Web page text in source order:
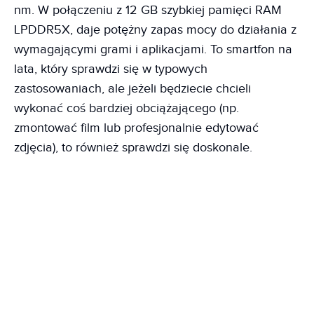
nm. W połączeniu z 12 GB szybkiej pamięci RAM
LPDDR5X, daje potężny zapas mocy do działania z
wymagającymi grami i aplikacjami. To smartfon na
lata, który sprawdzi się w typowych
zastosowaniach, ale jeżeli będziecie chcieli
wykonać coś bardziej obciążającego (np.
zmontować film lub profesjonalnie edytować
zdjęcia), to również sprawdzi się doskonale.